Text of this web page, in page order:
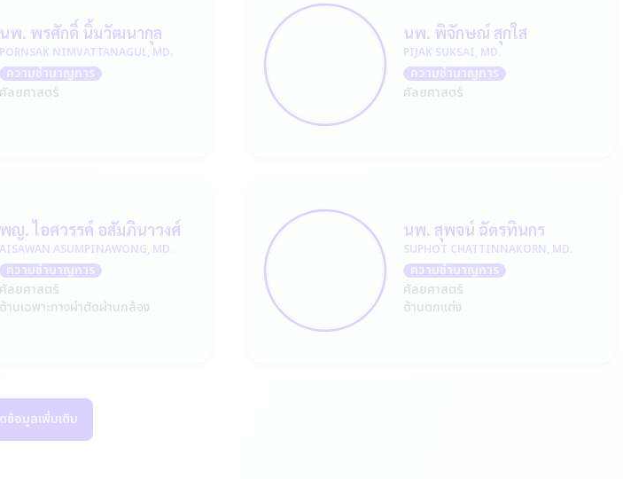
นพ. พรศักดิ์ นิ้มวัฒนากุล
PORNSAK NIMVATTANAGUL, MD.
ความชำนาญการ
ศัลยศาสตร์
นพ. พิจักษณ์ สุกใส
PIJAK SUKSAI, MD.
ความชำนาญการ
ศัลยศาสตร์
พญ. ไอศวรรค์ อสัมภินาวงศ์
AISAWAN ASUMPINAWONG, MD.
ความชำนาญการ
ศัลยศาสตร์
ด้านเฉพาะทางผ่าตัดผ่านกล้อง
นพ. สุพจน์ ฉัตรทินกร
SUPHOT CHATTINNAKORN, MD.
ความชำนาญการ
ศัลยศาสตร์
ด้านตกแต่ง
ข้อมูลเพิ่มเติม